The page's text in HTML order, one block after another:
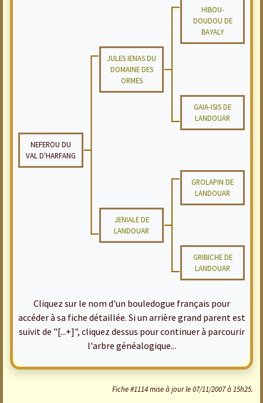
HIBOU-
DOUDOU DE
BAYALY
JULES IENAS DU
DOMAINE DES
ORMES
GAIA-ISIS DE
LANDOUAR
NEFEROU DU
VAL D'HARFANG
GROLAPIN DE
LANDOUAR
JENIALE DE
LANDOUAR
GRIBICHE DE
LANDOUAR
Cliquez sur le nom d'un bouledogue français pour
accéder à sa fiche détaillée. Si un arrière grand parent est
suivit de "[...+]", cliquez dessus pour continuer à parcourir
l'arbre généalogique...
Fiche #1114 mise à jour le 07/11/2007 à 15h25.